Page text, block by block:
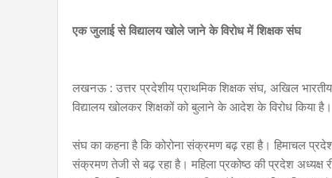
एक जुलाई से विद्यालय खोले जाने के विरोध में शिक्षक संघ
लखनऊ : उत्तर प्रदेशीय प्राथमिक शिक्षक संघ, अखिल
विद्यालय खोलकर शिक्षकों को बुलाने के आदेश के विरोध किया है।
संघ का कहना है कि कोरोना संक्रमण बढ़ रहा है। हिमाचल
संक्रमण तेजी से बढ़ रहा है। महिला प्रकोष्ठ की प्रदेश अध्यक्ष